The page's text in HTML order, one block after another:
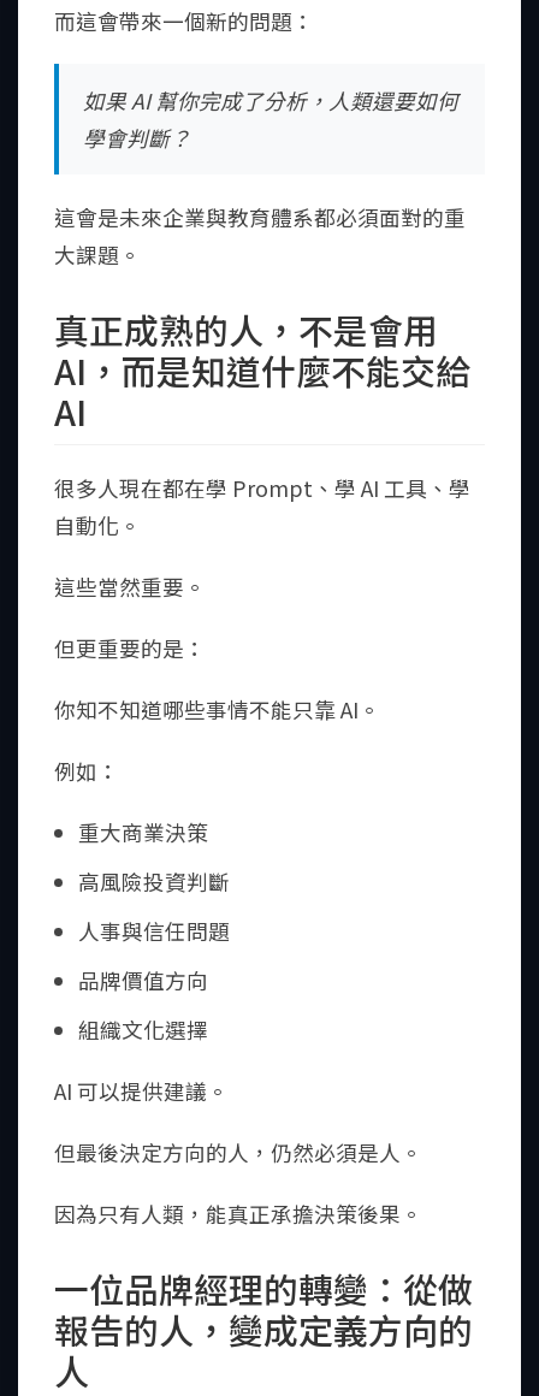
而這會帶來一個新的問題：
如果 AI 幫你完成了分析，人類還要如何
學會判斷？
這會是未來企業與教育體系都必須面對的重
大課題。
真正成熟的人，不是會用
AI，而是知道什麼不能交給
AI
很多人現在都在學 Prompt、學 AI 工具、學
自動化。
這些當然重要。
但更重要的是：
你知不知道哪些事情不能只靠 AI。
例如：
重大商業決策
高風險投資判斷
人事與信任問題
品牌價值方向
組織文化選擇
AI 可以提供建議。
但最後決定方向的人，仍然必須是人。
因為只有人類，能真正承擔決策後果。
一位品牌經理的轉變：從做
報告的人，變成定義方向的
人